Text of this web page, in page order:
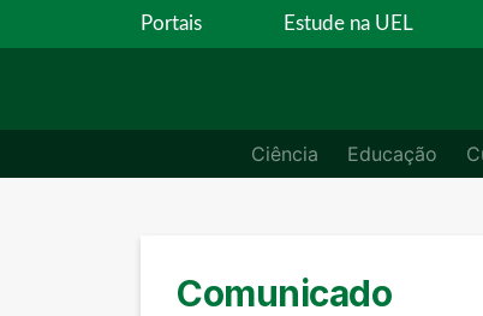
Portais Estude na UEL
Ciência Educação
Comunicado